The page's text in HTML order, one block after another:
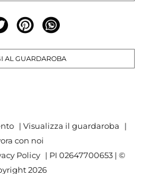
AL GUARDAROBA
| Visualizza il guardaroba
|
con noi
Policy | PI 02647700653 | ©
2026